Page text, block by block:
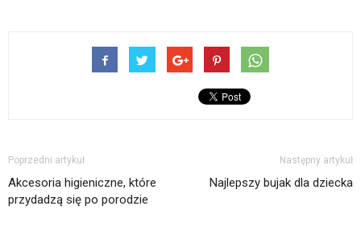
Poprzedni artykuł
Akcesoria higieniczne, które
przydadzą się po porodzie
Następny artykuł
Najlepszy bujak dla dziecka